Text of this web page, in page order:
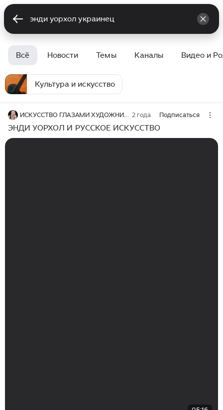
Всё Новости Темы Каналы Видео и
Культура и искусство
ИСКУССТВО ГЛАЗАМИ ХУДОЖНИКА 2 года Подписаться
ЭНДИ УОРХОЛ И РУССКОЕ ИСКУССТВО